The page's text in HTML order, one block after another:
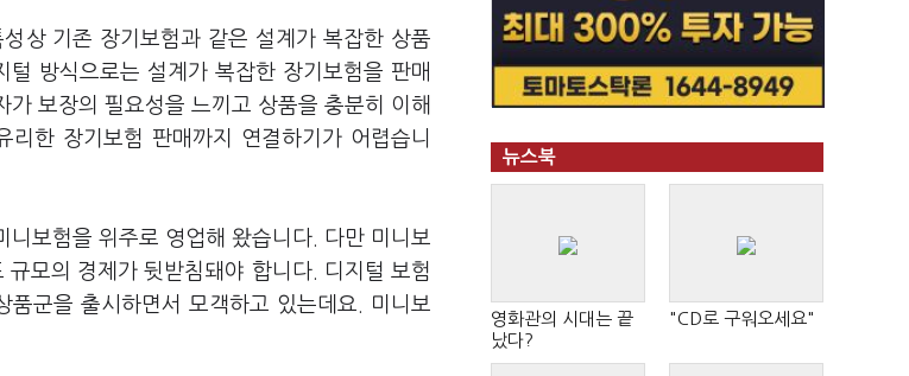
상 기존 장기보험과 같은 설계가 복잡한 상품
방식으로는 설계가 복잡한 장기보험을 판매
보장의 필요성을 느끼고 상품을 충분히 이해
한 장기보험 판매까지 연결하기가 어렵습니
보험을 위주로 영업해 왔습니다. 다만 미니보
모의 경제가 뒷받침돼야 합니다. 디지털 보험
군을 출시하면서 모객하고 있는데요. 미니보
뉴스북
영화관의 시대는 끝
났다?
"CD로 구워오세요"